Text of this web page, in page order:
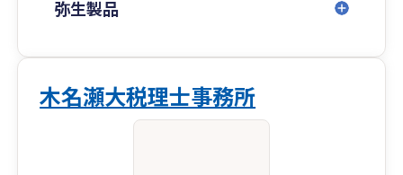
弥生製品
木名瀬大税理士事務所